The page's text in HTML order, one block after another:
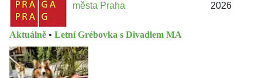
města Praha
2026
Aktuálně • Letní Grébovka s Divadlem MA